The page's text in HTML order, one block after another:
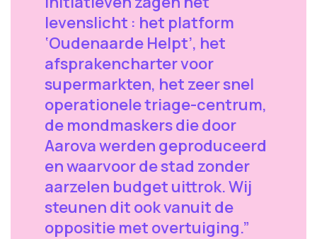
levenslicht : het platform
‘Oudenaarde Helpt’, het
afsprakencharter voor
supermarkten, het zeer snel
operationele triage-centrum,
de mondmaskers die door
Aarova werden geproduceerd
en waarvoor de stad zonder
aarzelen budget uittrok. Wij
steunen dit ook vanuit de
oppositie met overtuiging.”